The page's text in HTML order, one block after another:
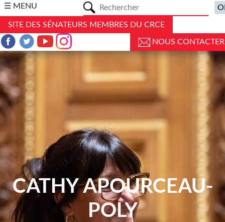
☰ MENU
SITE DES SÉNATEURS MEMBRES DU CRCE
NOUS CONTACTER
CATHY APOURCEAU-
POLY